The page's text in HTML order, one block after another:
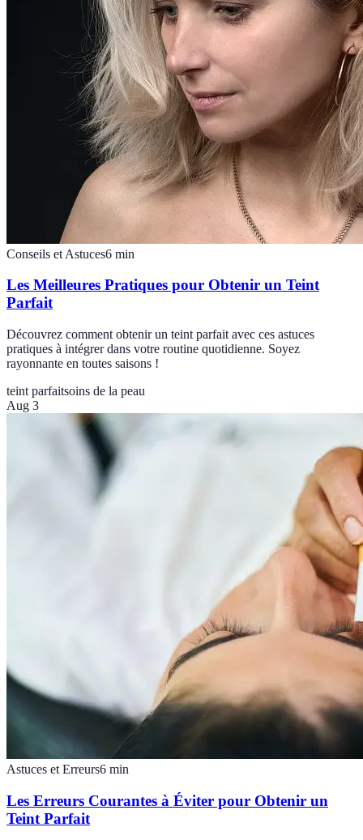
Conseils et Astuces6 min
Les Meilleures Pratiques pour Obtenir un Teint
Parfait
Découvrez comment obtenir un teint parfait avec ces astuces
pratiques à intégrer dans votre routine quotidienne. Soyez
rayonnante en toutes saisons !
teint parfaitsoins de la peau
Aug 3
Astuces et Erreurs6 min
Les Erreurs Courantes à Éviter pour Obtenir un
Teint Parfait